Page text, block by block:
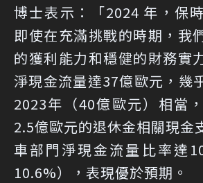
博士表示：「2024 年，保
即使在充滿挑戰的時期，我
的獲利能力和穩健的財務實
淨現金流量達37億歐元，幾
2023年（40億歐元）相當
2.5億歐元的退休金相關現金
車部門淨現金流量比率達
10.6%），表現優於預期。